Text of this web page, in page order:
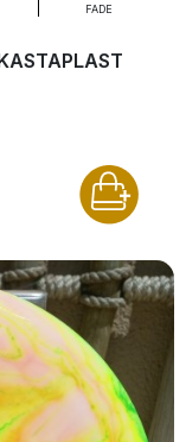
FADE